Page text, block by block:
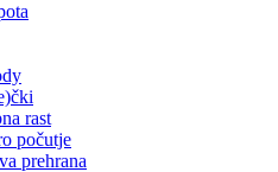
rast
počutje
prehrana